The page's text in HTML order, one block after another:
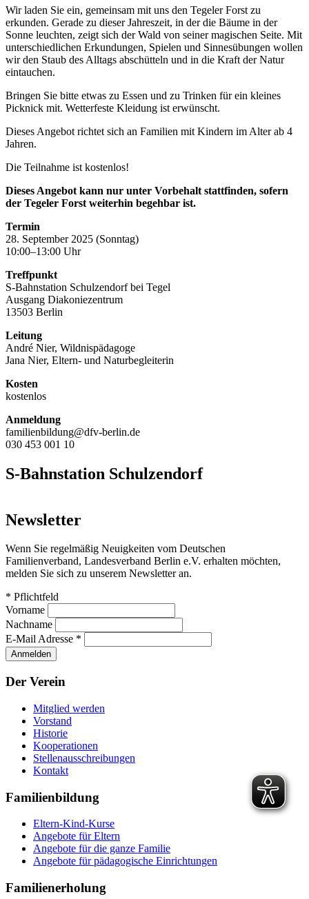
Wir laden Sie ein, gemeinsam mit uns den Tegeler Forst zu
erkunden. Gerade zu dieser Jahreszeit, in der die Bäume in der
Sonne leuchten, zeigt sich der Wald von seiner magischen Seite. Mit
unterschiedlichen Erkundungen, Spielen und Sinnesübungen wollen
wir den Staub des Alltags abschütteln und in die Kraft der Natur
eintauchen.
Bringen Sie bitte etwas zu Essen und zu Trinken für ein kleines
Picknick mit. Wetterfeste Kleidung ist erwünscht.
Dieses Angebot richtet sich an Familien mit Kindern im Alter ab 4
Jahren.
Die Teilnahme ist kostenlos!
Dieses Angebot kann nur unter Vorbehalt stattfinden, sofern
der Tegeler Forst weiterhin begehbar ist.
Termin
28. September 2025 (Sonntag)
10:00–13:00 Uhr
Treffpunkt
S-Bahnstation Schulzendorf bei Tegel
Ausgang Diakoniezentrum
13503 Berlin
Leitung
André Nier, Wildnispädagoge
Jana Nier, Eltern- und Naturbegleiterin
Kosten
kostenlos
Anmeldung
familienbildung@dfv-berlin.de
030 453 001 10
S-Bahnstation Schulzendorf
Newsletter
Wenn Sie regelmäßig Neuigkeiten vom Deutschen
Familienverband, Landesverband Berlin e.V. erhalten möchten,
melden Sie sich zu unserem Newsletter an.
* Pflichtfeld
Vorname
Nachname
E-Mail Adresse *
Der Verein
Mitglied werden
Vorstand
Historie
Kooperationen
Stellenausschreibungen
Kontakt
Familienbildung
Eltern-Kind-Kurse
Angebote für Eltern
Angebote für die ganze Familie
Angebote für pädagogische Einrichtungen
Familienerholung